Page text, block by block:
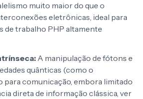
muito maior do que o
eletrônicas, ideal para
de trabalho PHP altamente
A manipulação de fótons e
quânticas (como o
para comunicação, embora limitado
direta de informação clássica, ver